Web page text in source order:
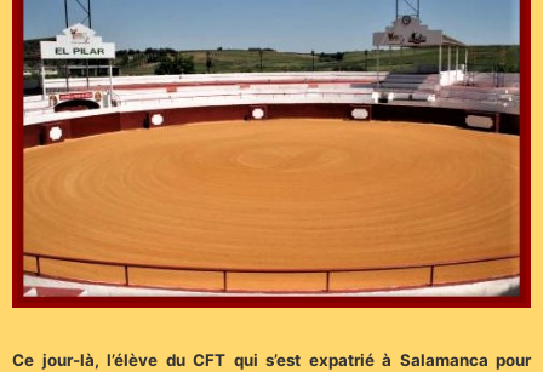
Ce jour-là, l’élève du CFT qui s’est expatrié à Salamanca pour